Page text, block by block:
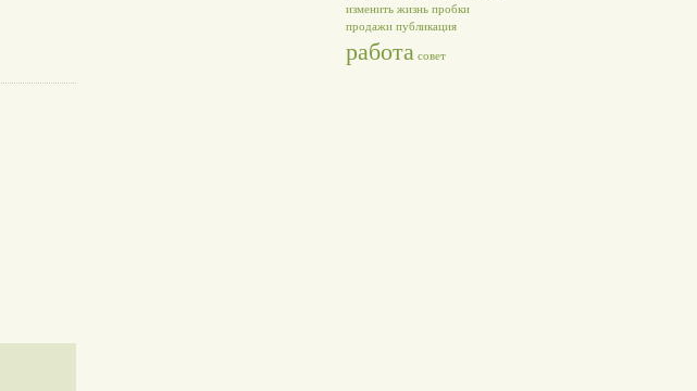
изменить жизнь пробки
продажи публикация
работа совет